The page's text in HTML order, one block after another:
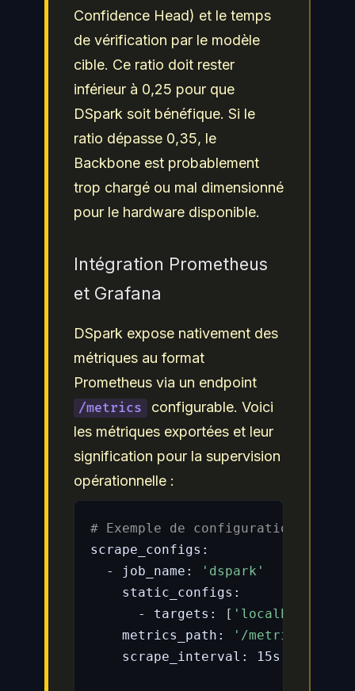
Confidence Head) et le temps
de vérification par le modèle
cible. Ce ratio doit rester
inférieur à 0,25 pour que
DSpark soit bénéfique. Si le
ratio dépasse 0,35, le
Backbone est probablement
trop chargé ou mal dimensionné
pour le hardware disponible.
Intégration Prometheus
et Grafana
DSpark expose nativement des
métriques au format
Prometheus via un endpoint
/metrics
configurable. Voici
les métriques exportées et leur
signification pour la supervision
opérationnelle :
# Exemple de configuration
scrape_configs:
  - job_name:
'dspark'
    static_configs:
      - targets:
[
    metrics_path:
'/metrics'
    scrape_interval: 15s